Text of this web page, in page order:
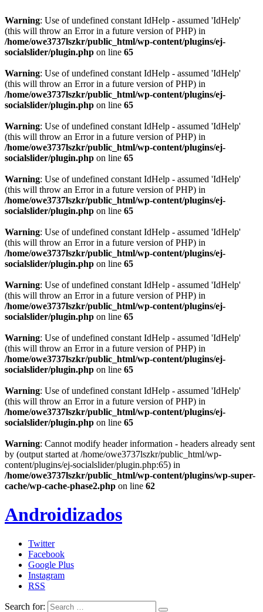
Warning: Use of undefined constant IdHelp - assumed 'IdHelp'
(this will throw an Error in a future version of PHP) in
/home/owe3737lszkr/public_html/wp-content/plugins/ej-
socialslider/plugin.php on line 65
Warning: Use of undefined constant IdHelp - assumed 'IdHelp'
(this will throw an Error in a future version of PHP) in
/home/owe3737lszkr/public_html/wp-content/plugins/ej-
socialslider/plugin.php on line 65
Warning: Use of undefined constant IdHelp - assumed 'IdHelp'
(this will throw an Error in a future version of PHP) in
/home/owe3737lszkr/public_html/wp-content/plugins/ej-
socialslider/plugin.php on line 65
Warning: Use of undefined constant IdHelp - assumed 'IdHelp'
(this will throw an Error in a future version of PHP) in
/home/owe3737lszkr/public_html/wp-content/plugins/ej-
socialslider/plugin.php on line 65
Warning: Use of undefined constant IdHelp - assumed 'IdHelp'
(this will throw an Error in a future version of PHP) in
/home/owe3737lszkr/public_html/wp-content/plugins/ej-
socialslider/plugin.php on line 65
Warning: Use of undefined constant IdHelp - assumed 'IdHelp'
(this will throw an Error in a future version of PHP) in
/home/owe3737lszkr/public_html/wp-content/plugins/ej-
socialslider/plugin.php on line 65
Warning: Use of undefined constant IdHelp - assumed 'IdHelp'
(this will throw an Error in a future version of PHP) in
/home/owe3737lszkr/public_html/wp-content/plugins/ej-
socialslider/plugin.php on line 65
Warning: Use of undefined constant IdHelp - assumed 'IdHelp'
(this will throw an Error in a future version of PHP) in
/home/owe3737lszkr/public_html/wp-content/plugins/ej-
socialslider/plugin.php on line 65
Warning: Cannot modify header information - headers already sent
by (output started at /home/owe3737lszkr/public_html/wp-
content/plugins/ej-socialslider/plugin.php:65) in
/home/owe3737lszkr/public_html/wp-content/plugins/wp-super-
cache/wp-cache-phase2.php on line 62
Androidizados
Twitter
Facebook
Google Plus
Instagram
RSS
Search for: